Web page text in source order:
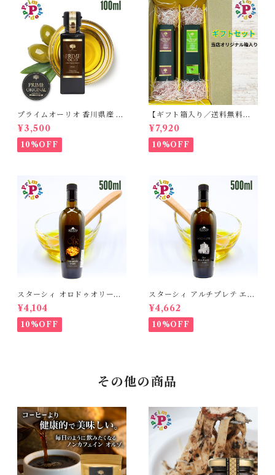
プライムオーリオ 香川県産 ミ
ッション種100% エキストラ
バージンオリーブオイル フー
ドアドベンチャー PRIME 高
級
¥3,500
10%OFF
【ギフト箱入り／送料無料】
プライムオーリオ香川ミッシ
ョン エキストラバージンオリ
ーブオイル と プライムオーリ
オ香川ルッカ エキストラバー
¥7,920
10%OFF
スターシィ オロドゥオリーヴ
ァ エキストラバージン オリー
ブオイル 500ml イタリア プ
ーリア産 STASI ORO d'Oliva
スタシィ 酸度0.13 賞味期限2
¥4,104
10%OFF
スターシィ アルチプレテ エキ
ストラバージン オリーブオイ
ル 500ml イタリア プーリア
産 STASI Arciprete スタシ
ィ 酸度0.15 賞味期限2027年3
¥4,662
10%OFF
その他の商品